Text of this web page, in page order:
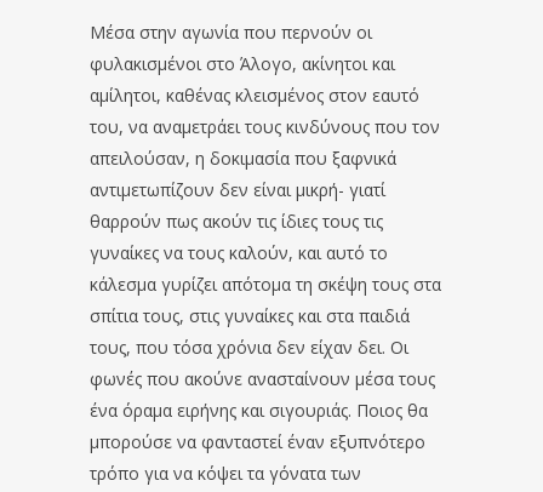
Μέσα στην αγωνία που περνούν οι
φυλακισμένοι στο Άλογο, ακίνητοι και
αμίλητοι, καθένας κλεισμένος στον εαυτό
του, να αναμετράει τους κινδύνους που τον
απειλούσαν, η δοκιμασία που ξαφνικά
αντιμετωπίζουν δεν είναι μικρή- γιατί
θαρρούν πως ακούν τις ίδιες τους τις
γυναίκες να τους καλούν, και αυτό το
κάλεσμα γυρίζει απότομα τη σκέψη τους στα
σπίτια τους, στις γυναίκες και στα παιδιά
τους, που τόσα χρόνια δεν είχαν δει. Οι
φωνές που ακούνε ανασταίνουν μέσα τους
ένα όραμα ειρήνης και σιγουριάς. Ποιος θα
μπορούσε να φανταστεί έναν εξυπνότερο
τρόπο για να κόψει τα γόνατα των